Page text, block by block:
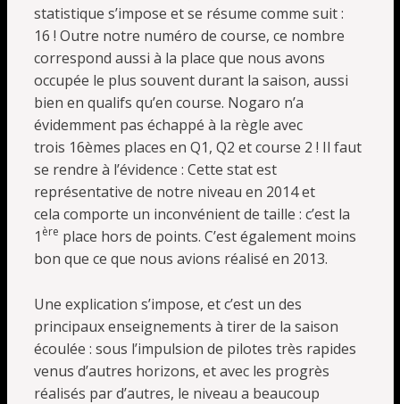
statistique s’impose et se résume comme suit :
16 ! Outre notre numéro de course, ce nombre
correspond aussi à la place que nous avons
occupée le plus souvent durant la saison, aussi
bien en qualifs qu’en course. Nogaro n’a
évidemment pas échappé à la règle avec
trois 16èmes places en Q1, Q2 et course 2 ! Il faut
se rendre à l’évidence : Cette stat est
représentative de notre niveau en 2014 et
cela comporte un inconvénient de taille : c’est la
1 ère place hors de points. C’est également moins
bon que ce que nous avions réalisé en 2013.
Une explication s’impose, et c’est un des
principaux enseignements à tirer de la saison
écoulée : sous l’impulsion de pilotes très rapides
venus d’autres horizons, et avec les progrès
réalisés par d’autres, le niveau a beaucoup